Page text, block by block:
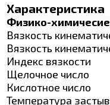
Характеристика
Физико-
Вязкость
Вязкость
Индекс вязкости
Щелочное число
Кислотное число
Температура